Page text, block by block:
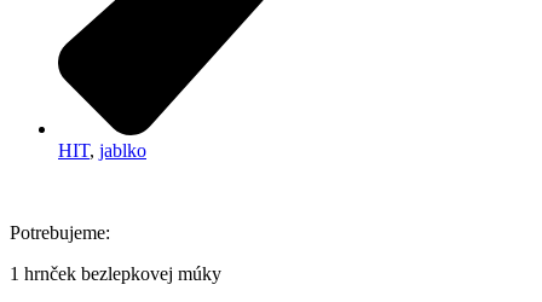
HIT, jablko
Potrebujeme:
1 hrnček bezlepkovej múky